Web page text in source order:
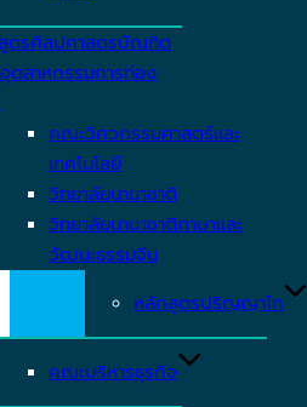
ตรศิลปศาสตรบัณฑิต
ตสาหกรรมการท่อง
คณะวิศวกรรมศาสตร์และ
เทคโนโลยี
วิทยาลัยนานาชาติ
วิทยาลัยนานาชาติภาษาและ
วัฒนะธรรมจีน
หลักสูตรปริญญาโท
คณะบริหารธุรกิจ